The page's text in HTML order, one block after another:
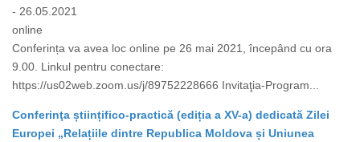
- 26.05.2021
online
Conferința va avea loc online pe 26 mai 2021, începând cu ora
9.00. Linkul pentru conectare:
https://us02web.zoom.us/j/89752228666 Invitaţia-Program...
Conferinţa științifico-practică (ediția a XV-a) dedicată Zilei
Europei „Relațiile dintre Republica Moldova și Uniunea